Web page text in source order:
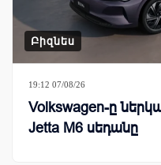
Բիզնես
19:12 07/08/26
Volkswagen-ը
Jetta M6 սեդանը